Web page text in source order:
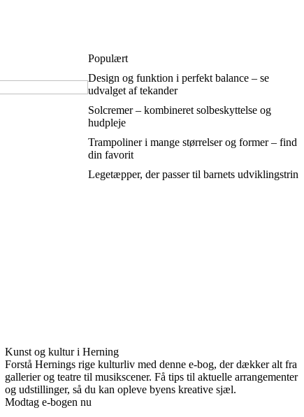
Populært
Design og funktion i perfekt balance – se
udvalget af tekander
Solcremer – kombineret solbeskyttelse og
hudpleje
Trampoliner i mange størrelser og former – find
din favorit
Legetæpper, der passer til barnets udviklingstrin
Kunst og kultur i Herning
Forstå Hernings rige kulturliv med denne e-bog, der dækker alt fra
gallerier og teatre til musikscener. Få tips til aktuelle arrangementer
og udstillinger, så du kan opleve byens kreative sjæl.
Modtag e-bogen nu